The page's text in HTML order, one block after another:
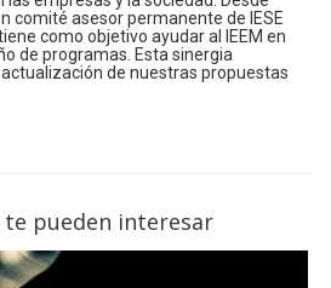
comité asesor permanente de IESE
como objetivo ayudar al IEEM en
de programas. Esta sinergia
de nuestras propuestas
pueden interesar